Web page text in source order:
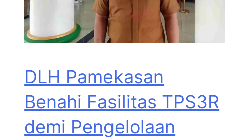
DLH Pamekasan
Benahi Fasilitas TPS3R
demi Pengelolaan